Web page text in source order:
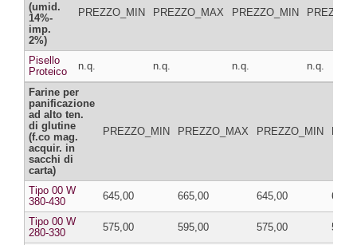
(umid.
14%-
imp.
2%)
PREZZO_MIN PREZZO_MAX PREZZO_MIN
Pisello
Proteico
n.q. n.q. n.q. n.q.
Farine per
panificazione
ad alto ten.
di glutine
(f.co mag.
acquir. in
sacchi di
carta)
PREZZO_MIN PREZZO_MAX PREZZO_MIN
Tipo 00 W
380-430
645,00 665,00 645,00
Tipo 00 W
280-330
575,00 595,00 575,00